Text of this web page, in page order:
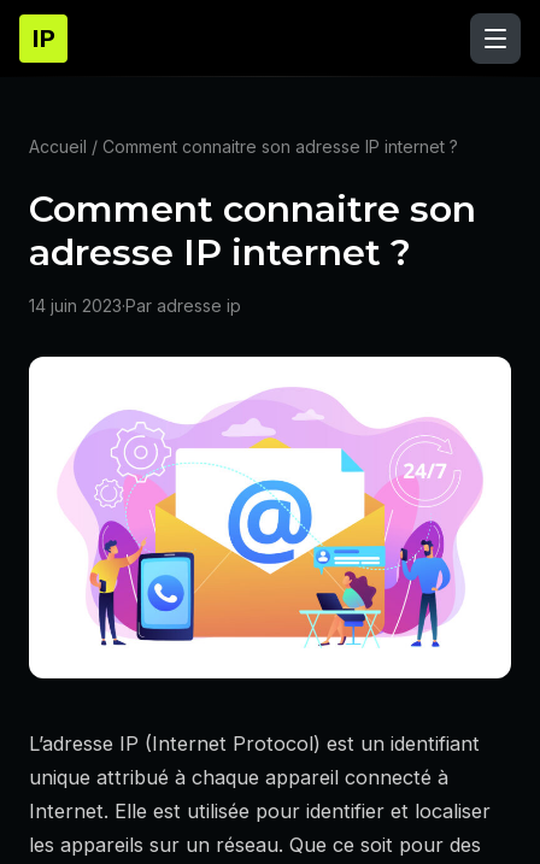
IP
Accueil / Comment connaitre son adresse IP internet ?
Comment connaitre son
adresse IP internet ?
14 juin 2023·Par adresse ip
L’adresse IP (Internet Protocol) est un identifiant
unique attribué à chaque appareil connecté à
Internet. Elle est utilisée pour identifier et localiser
les appareils sur un réseau. Que ce soit pour des